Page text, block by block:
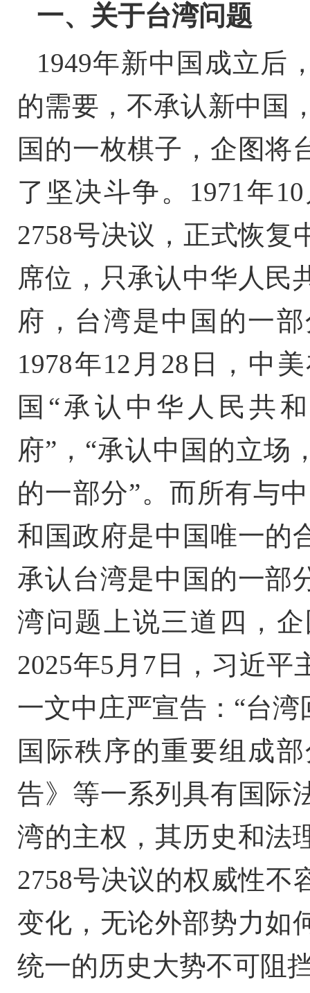
一、 关于台湾问题
1949年新中国成立后
的需要，不承认新中国
国的一枚棋子，企图将
了坚决斗争。1971年
2758号决议，正式恢复
席位，只承认中华人民
府，台湾是中国的一
1978年12月28日，中
国“承认中华人民共
府”，“承认中国的立场
的一部分”。而所有与
和国政府是中国唯一的
承认台湾是中国的一部
湾问题上说三道四，
2025年5月7日，习近
一文中庄严宣告：“台
国际秩序的重要组成部
告》等一系列具有国际
湾的主权，其历史和法
2758号决议的权威性不
变化，无论外部势力如
统一的历史大势不可阻